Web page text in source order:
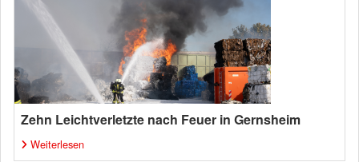
Zehn Leichtverletzte nach Feuer in Gernsheim
Weiterlesen